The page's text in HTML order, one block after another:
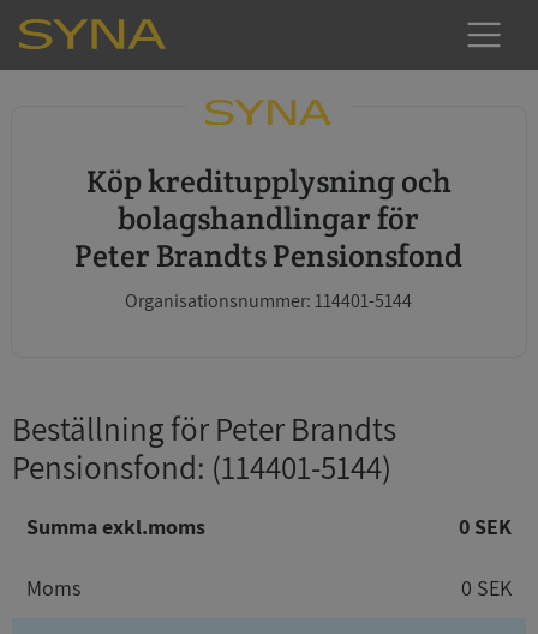
Köp kreditupplysning och
bolagshandlingar för
Peter Brandts Pensionsfond
Organisationsnummer: 114401-5144
Beställning för Peter Brandts
Pensionsfond: (114401-5144)
Summa exkl.moms 0 SEK
Moms 0 SEK